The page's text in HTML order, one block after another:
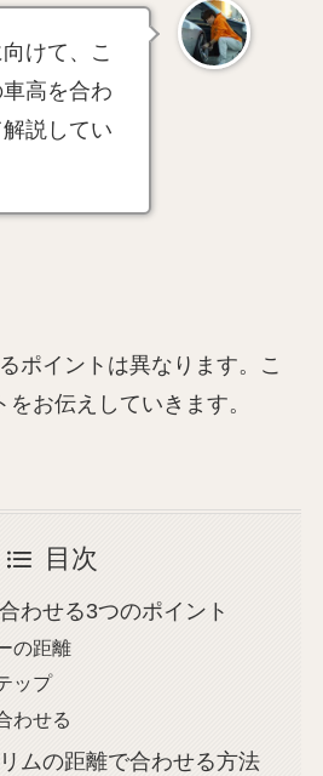
けて、こ
高を合わ
説してい
ポイントは異なります。こ
お伝えしていきます。
目次
わせる3つのポイント
の距離
ップ
わせる
ムの距離で合わせる方法